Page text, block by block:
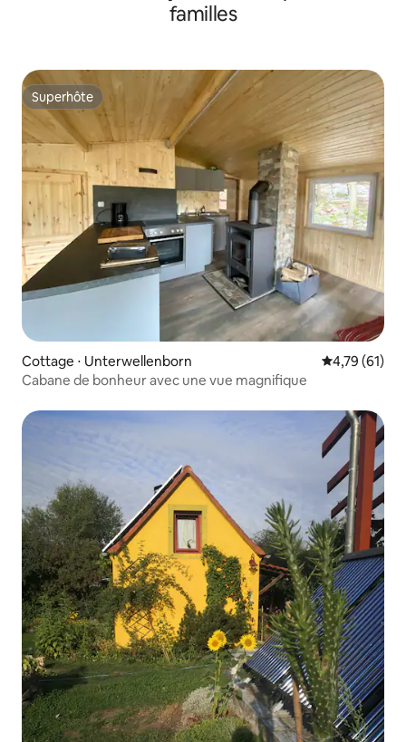
familles
Superhôte
Superhôte
Cottage ⋅ Unterwellenborn Évaluation
4,79 (61)
Cabane de bonheur avec une vue magnifique